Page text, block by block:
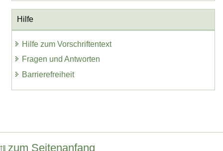
Hilfe
Hilfe zum Vorschriftentext
Fragen und Antworten
Barrierefreiheit
zum Seitenanfang